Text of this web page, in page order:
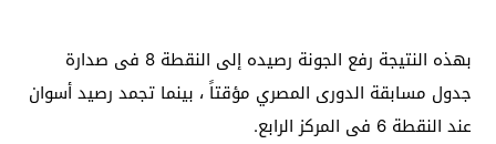
بهذه النتيجة رفع الجونة رصيده إلى النقطة 8 فى صدارة
جدول مسابقة الدورى المصري مؤقتاً ، بينما تجمد رصيد أسوان
عند النقطة 6 فى المركز الرابع.